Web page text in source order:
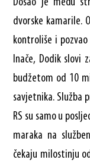
Došao je među
dvorske kamarile.
kontroliše i
Inače, Dodik slovi
budžetom od 10
savjetnika. Služba
RS su samo u
maraka na
čekaju milostinju